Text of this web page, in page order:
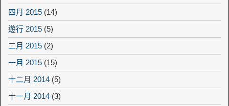
四月 2015 (14)
遊行 2015 (5)
二月 2015 (2)
一月 2015 (15)
十二月 2014 (5)
十一月 2014 (3)